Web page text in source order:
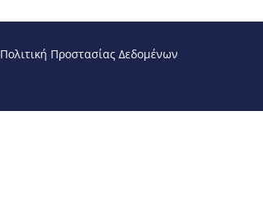
Πολιτική Προστασίας Δεδομένων